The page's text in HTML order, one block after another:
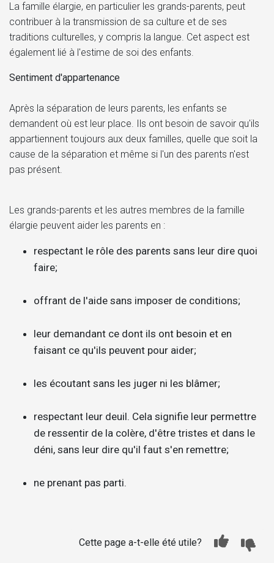
La famille élargie, en particulier les grands-parents, peut
contribuer à la transmission de sa culture et de ses
traditions culturelles, y compris la langue. Cet aspect est
également lié à l'estime de soi des enfants.
Sentiment d'appartenance
Après la séparation de leurs parents, les enfants se
demandent où est leur place. Ils ont besoin de savoir qu'ils
appartiennent toujours aux deux familles, quelle que soit la
cause de la séparation et même si l'un des parents n'est
pas présent.
Les grands-parents et les autres membres de la famille
élargie peuvent aider les parents en :
respectant le rôle des parents sans leur dire quoi
faire;
offrant de l'aide sans imposer de conditions;
leur demandant ce dont ils ont besoin et en
faisant ce qu'ils peuvent pour aider;
les écoutant sans les juger ni les blâmer;
respectant leur deuil. Cela signifie leur permettre
de ressentir de la colère, d'être tristes et dans le
déni, sans leur dire qu'il faut s'en remettre;
ne prenant pas parti.
Cette page a-t-elle été utile?